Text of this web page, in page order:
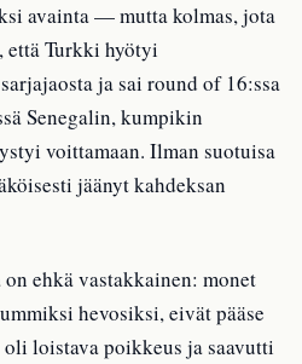
avainta — mutta kolmas, jota
että Turkki hyötyi
ja sai round of 16:ssa
Senegalin, kumpikin
voittamaan. Ilman suotuisa
jäänyt kahdeksan
ehkä vastakkainen: monet
hevosiksi, eivät pääse
loistava poikkeus ja saavutti